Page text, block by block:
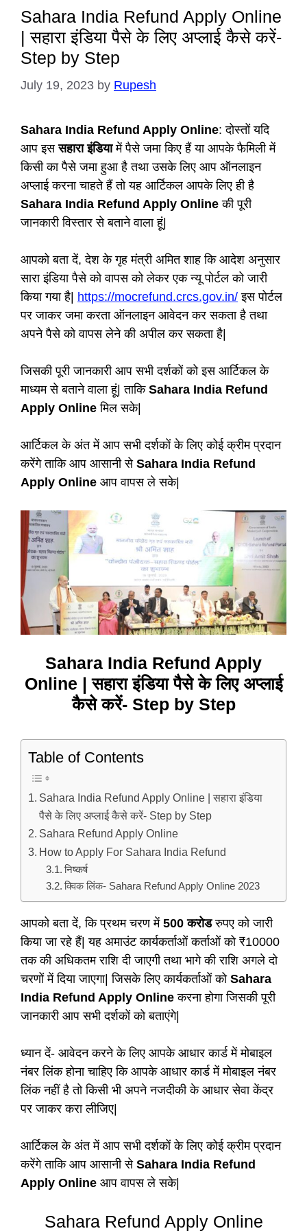
Sahara India Refund Apply Online
| सहारा इंडिया पैसे के लिए अप्लाई कैसे करें-
Step by Step
July 19, 2023 by Rupesh
Sahara India Refund Apply Online: दोस्तों यदि
आप इससहारा इंडियामें पैसे जमा किए हैं या आपके फैमिली में
किसी का पैसे जमा हुआ है तथा उसके लिए आप ऑनलाइन
अप्लाई करना चाहते हैं तो यह आर्टिकल आपके लिए ही है
Sahara India Refund Apply Online की पूरी
जानकारी विस्तार से बताने वाला हूं|
आपको बता दें, देश के गृह मंत्री अमित शाह कि आदेश अनुसार
सारा इंडिया पैसे को वापस को लेकर एक न्यू पोर्टल को जारी
किया गया है| https://mocrefund.crcs.gov.in/ इस पोर्टल
पर जाकर जमा करता ऑनलाइन आवेदन कर सकता है तथा
अपने पैसे को वापस लेने की अपील कर सकता है|
जिसकी पूरी जानकारी आप सभी दर्शकों को इस आर्टिकल के
माध्यम से बताने वाला हूं| ताकि Sahara India Refund
Apply Online मिल सके|
आर्टिकल के अंत में आप सभी दर्शकों के लिए कोई क्रीम प्रदान
करेंगे ताकि आप आसानी से Sahara India Refund
Apply Online आप वापस ले सके|
Sahara India Refund Apply
Online | सहारा इंडिया पैसे के लिए अप्लाई
कैसे करें- Step by Step
Table of Contents
Sahara India Refund Apply Online | सहारा इंडिया
पैसे के लिए अप्लाई कैसे करें- Step by Step
Sahara Refund Apply Online
How to Apply For Sahara India Refund
निष्कर्ष
क्विक लिंक- Sahara Refund Apply Online 2023
आपको बता दें, कि प्रथम चरण में 500 करोडरुपए को जारी
किया जा रहे हैं| यह अमाउंट कार्यकर्ताओं कर्ताओं को ₹10000
तक की अधिकतम राशि दी जाएगी तथा भागे की राशि अगले दो
चरणों में दिया जाएगा| जिसके लिए कार्यकर्ताओं को Sahara
India Refund Apply Online करना होगा जिसकी पूरी
जानकारी आप सभी दर्शकों को बताएंगे|
ध्यान दें- आवेदन करने के लिए आपके आधार कार्ड में मोबाइल
नंबर लिंक होना चाहिए कि आपके आधार कार्ड में मोबाइल नंबर
लिंक नहीं है तो किसी भी अपने नजदीकी के आधार सेवा केंद्र
पर जाकर करा लीजिए|
आर्टिकल के अंत में आप सभी दर्शकों के लिए कोई क्रीम प्रदान
करेंगे ताकि आप आसानी से Sahara India Refund
Apply Online आप वापस ले सके|
Sahara Refund Apply Online